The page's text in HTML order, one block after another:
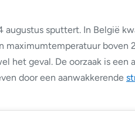
augustus sputtert. In België
boven
het geval. De oorzaak is een
door een aanwakkerende